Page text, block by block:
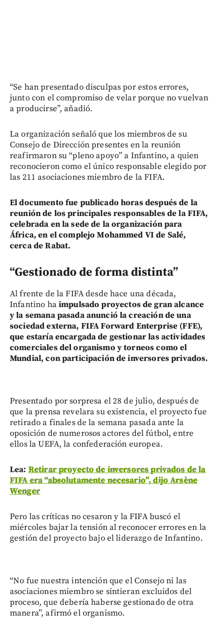
“Se han presentado disculpas por estos errores,
junto con el compromiso de velar porque no vuelvan
a producirse”, añadió.
La organización señaló que los miembros de su
Consejo de Dirección presentes en la reunión
reafirmaron su “pleno apoyo” a Infantino, a quien
reconocieron como el único responsable elegido por
las 211 asociaciones miembro de la FIFA.
El documento fue publicado horas después de la
reunión de los principales responsables de la FIFA,
celebrada en la sede de la organización para
África, en el complejo Mohammed VI de Salé,
cerca de Rabat.
“Gestionado de forma distinta”
Al frente de la FIFA desde hace una década,
Infantino haimpulsado proyectos de gran alcance
y la semana pasada anunció la creación de una
sociedad externa, FIFA Forward Enterprise (FFE),
que estaría encargada de gestionar las actividades
comerciales del organismo y torneos como el
Mundial, con participación de inversores privados.
Presentado por sorpresa el 28 de julio, después de
que la prensa revelara su existencia, el proyecto fue
retirado a finales de la semana pasada ante la
oposición de numerosos actores del fútbol, entre
ellos la UEFA, la confederación europea.
Lea: Retirar proyecto de inversores privados de la
FIFA era “absolutamente necesario”, dijo Arsène
Wenger
Pero las críticas no cesaron y la FIFA buscó el
miércoles bajar la tensión al reconocer errores en la
gestión del proyecto bajo el liderazgo de Infantino.
“No fue nuestra intención que el Consejo ni las
asociaciones miembro se sintieran excluidos del
proceso, que debería haberse gestionado de otra
manera”, afirmó el organismo.